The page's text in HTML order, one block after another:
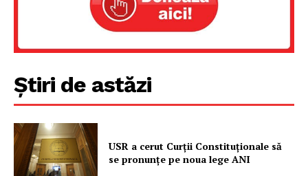
Știri de astăzi
USR a cerut Curții Constituționale să
se pronunțe pe noua lege ANI